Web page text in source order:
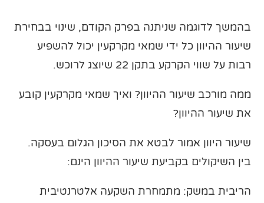
בהמשך לדוגמה שניתנה בפרק הקודם, שינוי בבחירת
שיעור ההיוון כל ידי שמאי מקרקעין יכול להשפיע
רבות על שווי הקרקע בתקן 22 שיוצג לרוכש.
ממה מורכב שיעור ההיוון? ואיך שמאי מקרקעין קובע
את שיעור ההיוון?
שיעור היוון אמור לבטא את הסיכון הגלום בעסקה.
בין השיקולים בקביעת שיעור ההיוון הינם:
הריבית במשק: מתמחרת השקעה אלטרנטיבית